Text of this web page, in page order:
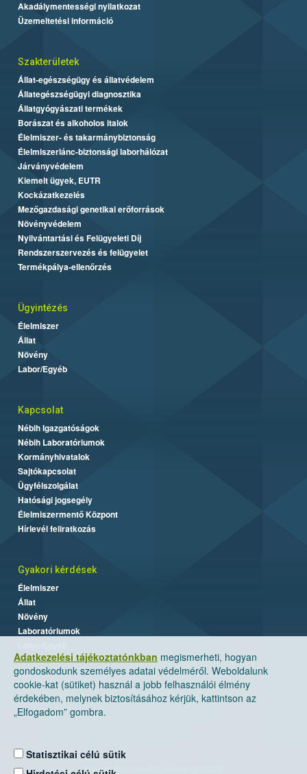
Adatkezelési tájékoztatónkban megismerheti, hogyan
gondoskodunk személyes adatai védelméről. Weboldalunk
cookie-kat (sütiket) használ a jobb felhasználói élmény
érdekében, melynek biztosításához kérjük, kattintson az
„Elfogadom” gombra.
Statisztikai célú sütik
Akadálymentességi nyilatkozat
Üzemeltetési információ
Szakterületek
Állat-egészségügy és állatvédelem
Állategészségügyi diagnosztika
Állatgyógyászati termékek
Borászat és alkoholos italok
Élelmiszer- és takarmánybiztonság
Élelmiszerlánc-biztonsági laborhálózat
Járványvédelem
Kiemelt ügyek, EUTR
Kockázatkezelés
Mezőgazdasági genetikai erőforrások
Növényvédelem
Nyilvántartási és Felügyeleti Díj
Rendszerszervezés és felügyelet
Termékpálya-ellenőrzés
Ügyintézés
Élelmiszer
Állat
Növény
Labor/Egyéb
Kapcsolat
Nébih Igazgatóságok
Nébih Laboratóriumok
Kormányhivatalok
Sajtókapcsolat
Ügyfélszolgálat
Hatósági jogsegély
Élelmiszermentő Központ
Hírlevél feliratkozás
Gyakori kérdések
Élelmiszer
Állat
Növény
Laboratóriumok
Nemzeti Élelmiszerlánc-biztonsági Hivatal